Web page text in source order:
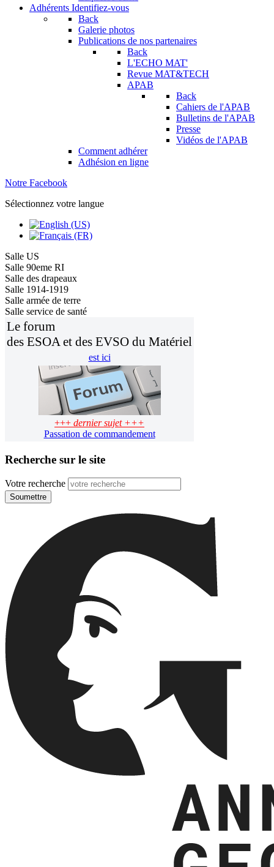
Adhérents Identifiez-vous
Back
Galerie photos
Publications de nos partenaires
Back
L'ECHO MAT'
Revue MAT&TECH
APAB
Back
Cahiers de l'APAB
Bulletins de l'APAB
Presse
Vidéos de l'APAB
Comment adhérer
Adhésion en ligne
Notre Facebook
Sélectionnez votre langue
Salle US
Salle 90eme RI
Salle des drapeaux
Salle 1914-1919
Salle armée de terre
Salle service de santé
Le forum
des ESOA et des EVSO du Matériel
est ici
+++ dernier sujet +++
Passation de commandement
Recherche sur le site
Votre recherche
Soumettre